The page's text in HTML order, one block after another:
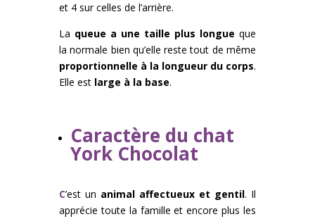
et 4 sur celles de l’arrière.
La queue a une taille plus longue que
la normale bien qu’elle reste tout de même
proportionnelle à la longueur du corps.
Elle est large à la base.
Caractère du chat
York Chocolat
C’est un animal affectueux et gentil. Il
apprécie toute la famille et encore plus les